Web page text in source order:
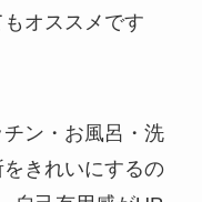
オススメです
ン・お風呂・洗
きれいにするの